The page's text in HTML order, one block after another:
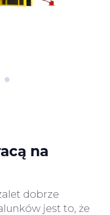
na
dobrze
jest to, że